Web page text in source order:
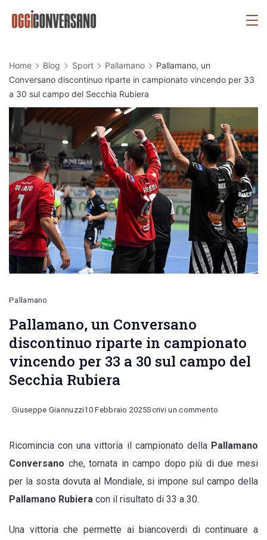
Home Blog Sport Pallamano
Pallamano, un
Conversano discontinuo riparte in campionato vincendo per 33
a 30 sul campo del Secchia Rubiera
Pallamano
Pallamano, un Conversano
discontinuo riparte in campionato
vincendo per 33 a 30 sul campo del
Secchia Rubiera
Giuseppe Giannuzzi10 Febbraio 2025Scrivi un commento
un
Conversano
discontinuo
campionato
Ricomincia con una vittoria il campionato della Pallamano
Conversano che, tornata in campo dopo più di due mesi
per la sosta dovuta al Mondiale, si impone sul campo della
Pallamano Rubiera con il risultato di 33 a 30.
Una vittoria che permette ai biancoverdi di continuare a